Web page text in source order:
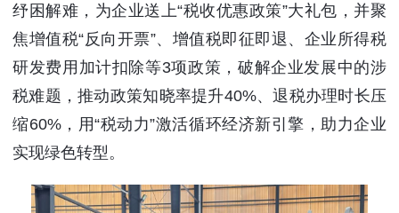
纾困解难，为企业送上“税收优惠政策”大礼包，并聚
焦增值税“反向开票”、增值税即征即退、企业所得税
研发费用加计扣除等3项政策，破解企业发展中的涉
税难题，推动政策知晓率提升40%、退税办理时长压
缩60%，用“税动力”激活循环经济新引擎，助力企业
实现绿色转型。